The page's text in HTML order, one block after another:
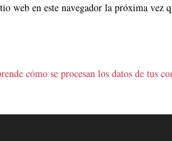
web en este navegador la próxima vez
cómo se procesan los datos de tus